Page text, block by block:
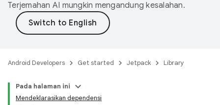
Terjemahan AI mungkin mengandung kesalahan.
Android Developers Get started Jetpack Library
Pada halaman ini
Mendeklarasikan dependensi